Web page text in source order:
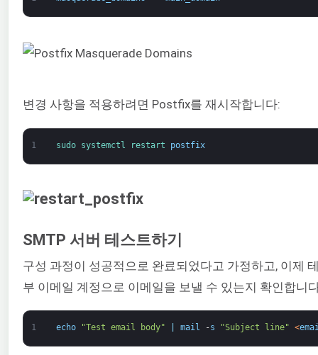
변경 사항을 적용하려면 Postfix를 재시작합니다:
1 sudo systemctl restart postfix
SMTP 서버 테스트하기
구성 과정이 성공적으로 완료되었다고 가정하고, 이제
부 이메일 계정으로 이메일을 보낼 수 있는지 확인합니
1 echo "Test email body" mail -s "Subject line" <